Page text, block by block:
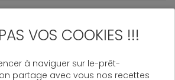
assureurs de publier, à minima sur
La date de signature du prêt ou
par exemple. Evidemment, il
VOS COOKIES !!!
à naviguer sur le-prêt-
partage avec vous nos recettes